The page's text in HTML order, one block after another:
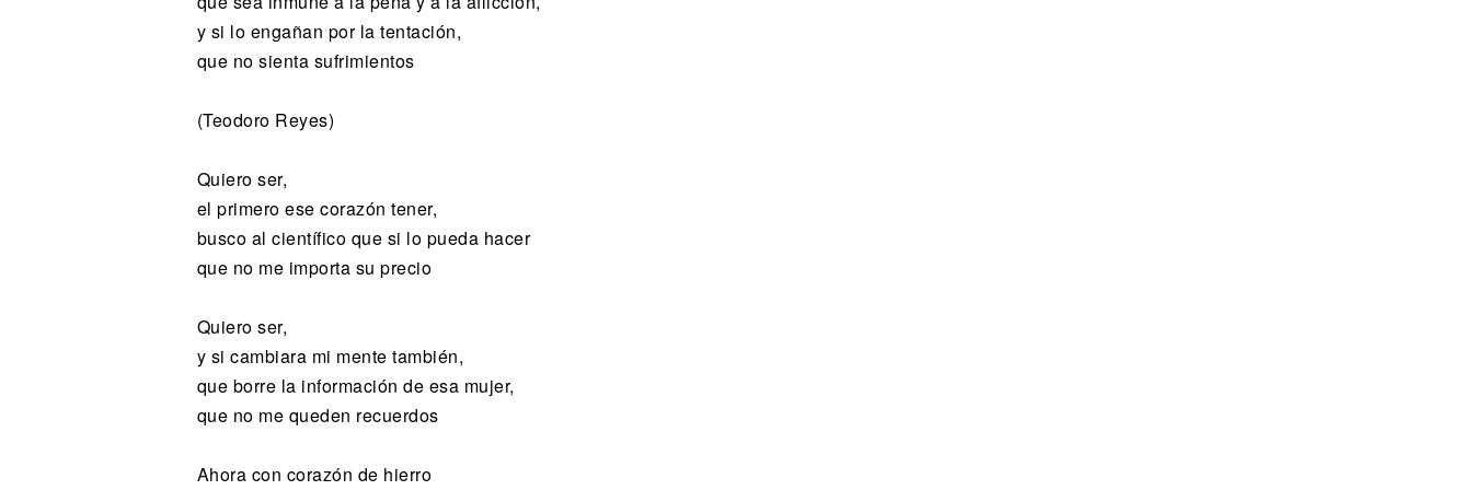
y si lo engañan por la tentación,
que no sienta sufrimientos
(Teodoro Reyes)
Quiero ser,
el primero ese corazón tener,
busco al científico que si lo pueda hacer
que no me importa su precio
Quiero ser,
y si cambiara mi mente también,
que borre la información de esa mujer,
que no me queden recuerdos
Ahora con corazón de hierro